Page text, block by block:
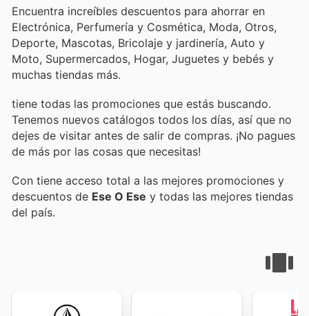
Encuentra increíbles descuentos para ahorrar en
Electrónica, Perfumería y Cosmética, Moda, Otros,
Deporte, Mascotas, Bricolaje y jardinería, Auto y
Moto, Supermercados, Hogar, Juguetes y bebés y
muchas tiendas más.
tiene todas las promociones que estás buscando.
Tenemos nuevos catálogos todos los días, así que no
dejes de visitar antes de salir de compras. ¡No pagues
de más por las cosas que necesitas!
Con tiene acceso total a las mejores promociones y
descuentos de Ese O Ese y todas las mejores tiendas
del país.